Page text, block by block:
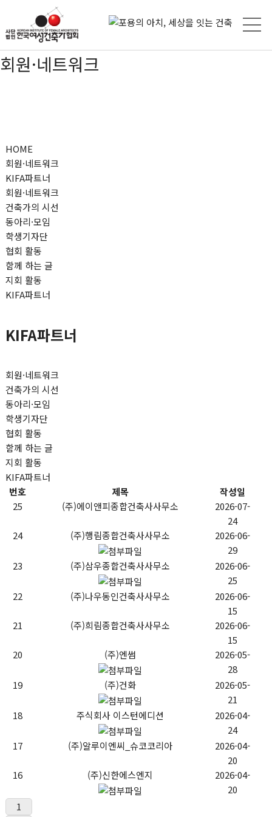
회원·네트워크
HOME
회원·네트워크
KIFA파트너
회원·네트워크
건축가의 시선
동아리·모임
학생기자단
협회 활동
함께 하는 글
지회 활동
KIFA파트너
KIFA파트너
회원·네트워크
건축가의 시선
동아리·모임
학생기자단
협회 활동
함께 하는 글
지회 활동
KIFA파트너
번호
제목
작성일
25
(주)에이앤피종합건축사사무소
2026-07-
24
24
(주)행림종합건축사사무소
2026-06-
29
23
(주)삼우종합건축사사무소
2026-06-
25
22
(주)나우동인건축사사무소
2026-06-
15
21
(주)희림종합건축사사무소
2026-06-
15
20
(주)엔썸
2026-05-
28
19
(주)건화
2026-05-
21
18
주식회사 이스턴에디션
2026-04-
24
17
(주)알루이엔씨_슈코코리아
2026-04-
20
16
(주)신한에스엔지
2026-04-
20
1